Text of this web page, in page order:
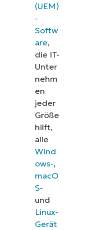
(UEM)
-
Softw
are,
die IT-
Unter
nehm
en
jeder
Größe
hilft,
alle
Wind
ows-,
macO
S-
und
Linux-
Gerät